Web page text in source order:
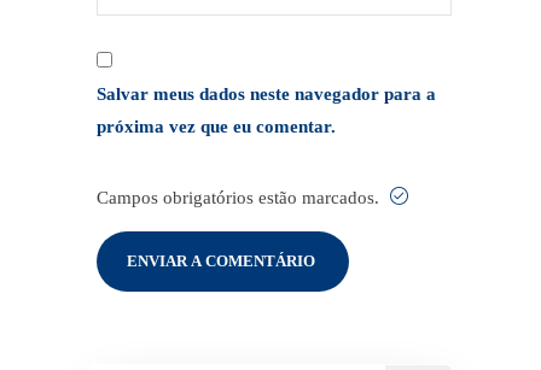
Salvar meus dados neste navegador para a
próxima vez que eu comentar.
Campos obrigatórios estão marcados.